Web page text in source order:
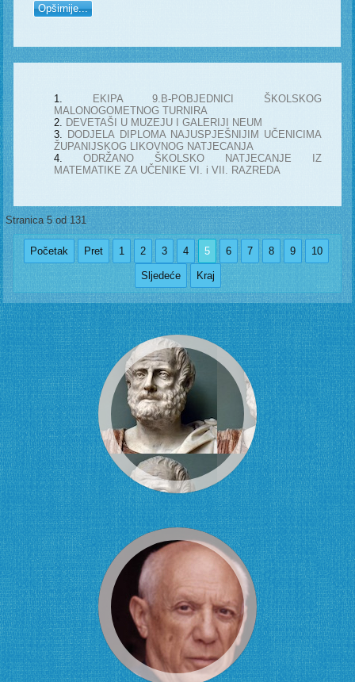
Opširnije...
EKIPA 9.B-POBJEDNICI ŠKOLSKOG
MALONOGOMETNOG TURNIRA
DEVETAŠI U MUZEJU I GALERIJI NEUM
DODJELA DIPLOMA NAJUSPJEŠNIJIM UČENICIMA
ŽUPANIJSKOG LIKOVNOG NATJECANJA
ODRŽANO ŠKOLSKO NATJECANJE IZ
MATEMATIKE ZA UČENIKE VI. i VII. RAZREDA
Stranica 5 od 131
Početak Pret 1 2 3 4 5 6 7 8 9 10
Sljedeće Kraj